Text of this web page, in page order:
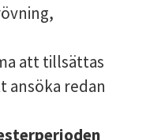
att tillsättas
ansöka redan